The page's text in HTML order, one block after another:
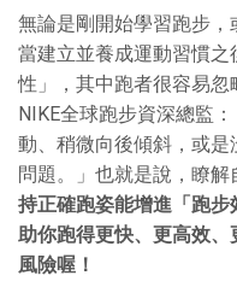
無論是剛開始學習跑步，
當建立並養成運動習慣
性」，其中跑者很容易忽
NIKE全球跑步資深總監
動、稍微向後傾斜，或
問題。」也就是說，瞭解
持正確跑姿能增進「跑
助你跑得更快、更高效
風險喔！